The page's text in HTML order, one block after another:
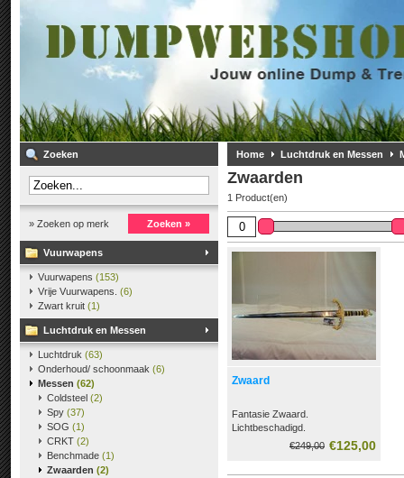
Zoeken
» Zoeken op merk Zoeken »
Vuurwapens
Vuurwapens (153)
Vrije Vuurwapens. (6)
Zwart kruit (1)
Luchtdruk en Messen
Luchtdruk (63)
Onderhoud/ schoonmaak (6)
Messen (62)
Coldsteel (2)
Spy (37)
SOG (1)
CRKT (2)
Benchmade (1)
Zwaarden (2)
Home Luchtdruk en Messen
Zwaarden
1 Product(en)
Zwaard
Fantasie Zwaard.
Lichtbeschadigd.
Lengte 118 cm
€125,00
€249,00